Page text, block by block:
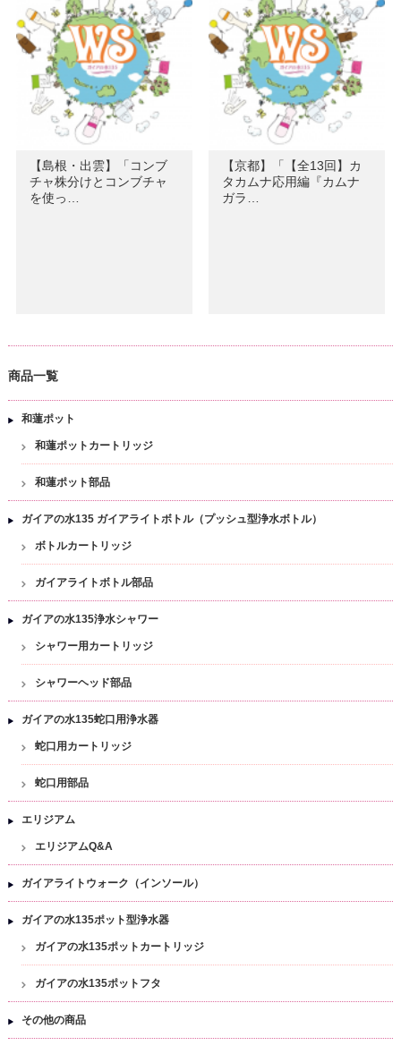
【島根・出雲】「コンブ
チャ株分けとコンブチャ
を使っ…
【京都】「【全13回】カ
タカムナ応用編『カムナ
ガラ…
商品一覧
和蓮ポット
和蓮ポットカートリッジ
和蓮ポット部品
ガイアの水135 ガイアライトボトル（プッシュ型浄水ボトル）
ボトルカートリッジ
ガイアライトボトル部品
ガイアの水135浄水シャワー
シャワー用カートリッジ
シャワーヘッド部品
ガイアの水135蛇口用浄水器
蛇口用カートリッジ
蛇口用部品
エリジアム
エリジアムQ&A
ガイアライトウォーク（インソール）
ガイアの水135ポット型浄水器
ガイアの水135ポットカートリッジ
ガイアの水135ポットフタ
その他の商品